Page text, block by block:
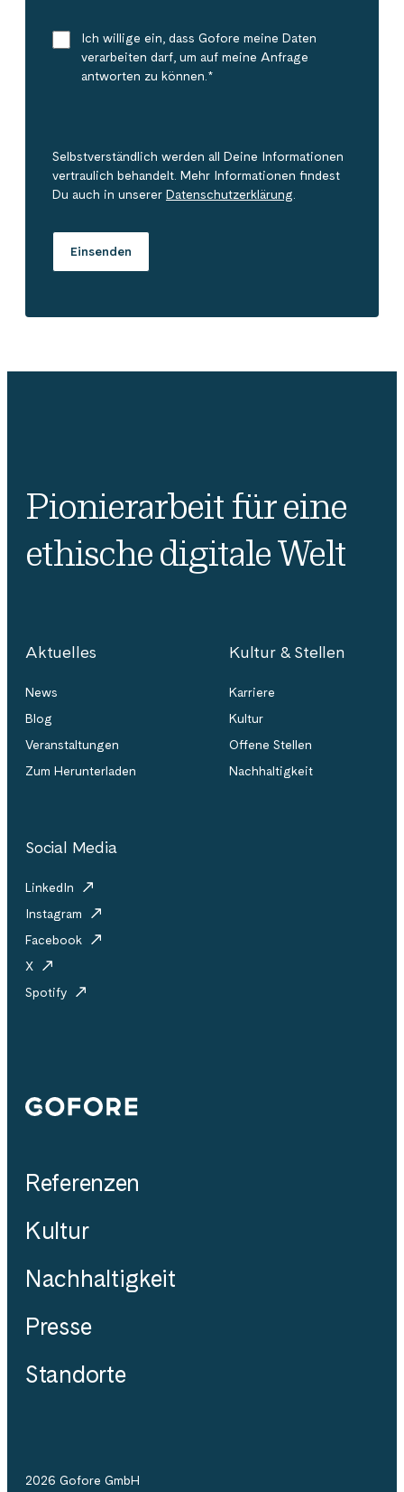
Ich willige ein, dass Gofore meine Daten
verarbeiten darf, um auf meine Anfrage
antworten zu können. *
Selbstverständlich werden all Deine Informationen
vertraulich behandelt. Mehr Informationen findest
Du auch in unserer Datenschutzerklärung
Pionierarbeit für eine
ethische digitale Welt
Aktuelles
News
Blog
Veranstaltungen
Zum Herunterladen
Kultur & Stellen
Karriere
Kultur
Offene Stellen
Nachhaltigkeit
Social Media
LinkedIn
Instagram
Facebook
X
Spotify
Gofore
Referenzen
Kultur
Nachhaltigkeit
Presse
Standorte
2026 Gofore GmbH